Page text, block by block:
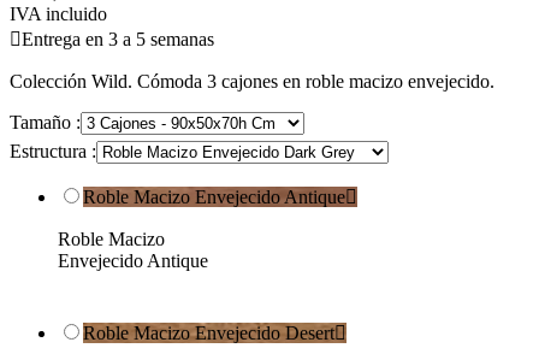
IVA incluido
Entrega en 3 a 5 semanas
Colección Wild. Cómoda 3 cajones en roble macizo envejecido.
Tamaño :
Estructura :
Roble Macizo Envejecido Antique
Roble Macizo
Envejecido Antique
Roble Macizo Envejecido Desert